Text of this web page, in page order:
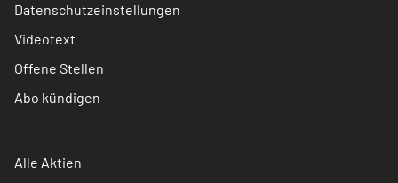
Datenschutzeinstellungen
Videotext
Offene Stellen
Abo kündigen
Alle Aktien